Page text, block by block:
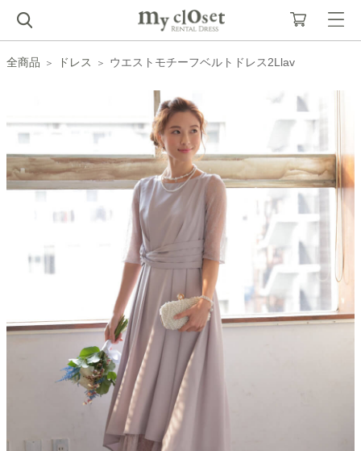
全商品 ドレス ウエストモチーフベルトドレス2Llav